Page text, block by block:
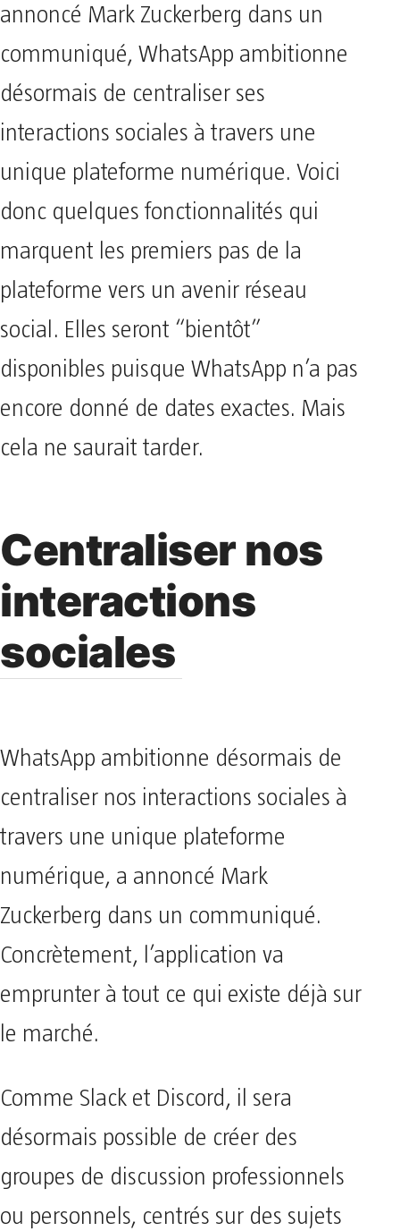
annoncé Mark Zuckerberg dans un
communiqué, WhatsApp ambitionne
désormais de centraliser ses
interactions sociales à travers une
unique plateforme numérique. Voici
donc quelques fonctionnalités qui
marquent les premiers pas de la
plateforme vers un avenir réseau
social. Elles seront “bientôt”
disponibles puisque WhatsApp n’a pas
encore donné de dates exactes. Mais
cela ne saurait tarder.
Centraliser nos
interactions
sociales
WhatsApp ambitionne désormais de
centraliser nos interactions sociales à
travers une unique plateforme
numérique, a annoncé Mark
Zuckerberg dans un communiqué.
Concrètement, l’application va
emprunter à tout ce qui existe déjà sur
le marché.
Comme Slack et Discord, il sera
désormais possible de créer des
groupes de discussion professionnels
ou personnels, centrés sur des sujets